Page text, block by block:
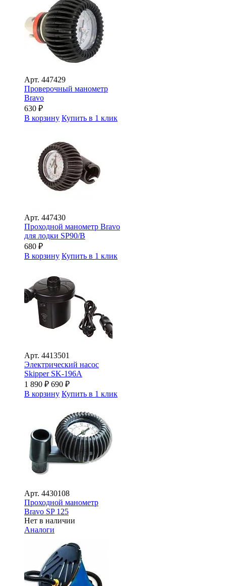
Арт. 447429
Проверочный манометр
Bravo
630 ₽
В корзину Купить в 1 клик
Арт. 447430
Проходной манометр Bravo
для лодки SP90/В
680 ₽
В корзину Купить в 1 клик
Арт. 4413501
Электрический насос
Skipper SK-196A
1 890 ₽ 690 ₽
В корзину Купить в 1 клик
Арт. 4430108
Проходной манометр
Bravo SP 125
Нет в наличии
Аналоги